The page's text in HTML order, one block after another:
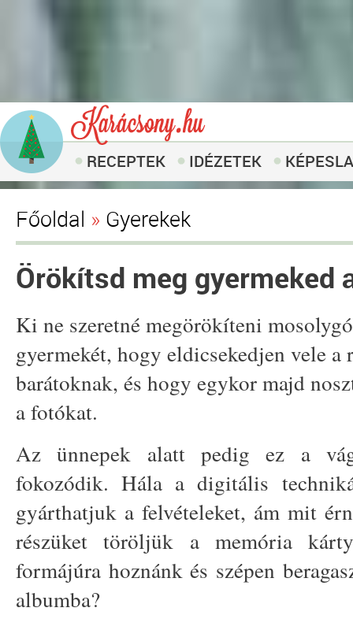
RECEPTEK IDÉZETEK
Főoldal » Gyerekek
Örökítsd meg gyermeked
Ki ne szeretné megörökíteni
gyermekét, hogy eldicsekedjen vele a
barátoknak, és hogy egykor majd
a fotókat.
Az ünnepek alatt pedig ez a
fokozódik. Hála a digitális
gyárthatjuk a felvételeket, ám mit
részüket töröljük a memória
formájúra hoznánk és szépen
albumba?